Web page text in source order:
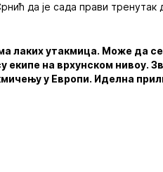
да је сада прави тренутак
лаких утакмица. Може да
екипе на врхунском нивоу.
у Европи. Иделна